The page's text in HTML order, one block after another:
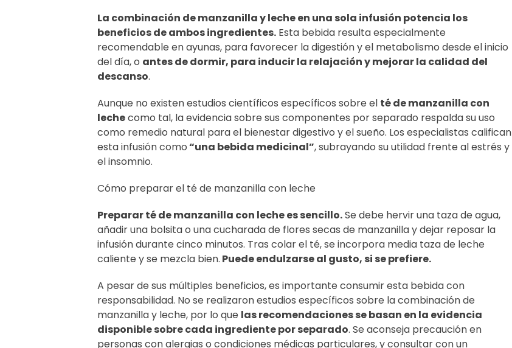
La combinación de manzanilla y leche en una sola infusión potencia los
beneficios de ambos ingredientes. Esta bebida resulta especialmente
recomendable en ayunas, para favorecer la digestión y el metabolismo desde el inicio
del día, o antes de dormir, para inducir la relajación y mejorar la calidad del
descanso.
Aunque no existen estudios científicos específicos sobre el té de manzanilla con
lechecomo tal, la evidencia sobre sus componentes por separado respalda su uso
como remedio natural para el bienestar digestivo y el sueño. Los especialistas califican
esta infusión como“una bebida medicinal”, subrayando su utilidad frente al estrés y
el insomnio.
Cómo preparar el té de manzanilla con leche
Preparar té de manzanilla con leche es sencillo.Se debe hervir una taza de agua,
añadir una bolsita o una cucharada de flores secas de manzanilla y dejar reposar la
infusión durante cinco minutos. Tras colar el té, se incorpora media taza de leche
caliente y se mezcla bien. Puede endulzarse al gusto, si se prefiere.
A pesar de sus múltiples beneficios, es importante consumir esta bebida con
responsabilidad. No se realizaron estudios específicos sobre la combinación de
manzanilla y leche, por lo que las recomendaciones se basan en la evidencia
disponible sobre cada ingrediente por separado. Se aconseja precaución en
personas con alergias o condiciones médicas particulares, y consultar con un